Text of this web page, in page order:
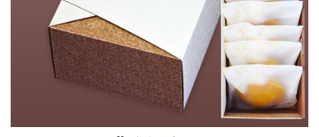
ご注文手続きに進む